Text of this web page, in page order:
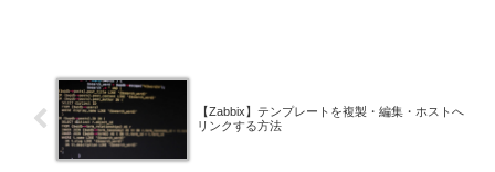
【Zabbix】テンプレートを複製・編集・ホストへ
リンクする方法